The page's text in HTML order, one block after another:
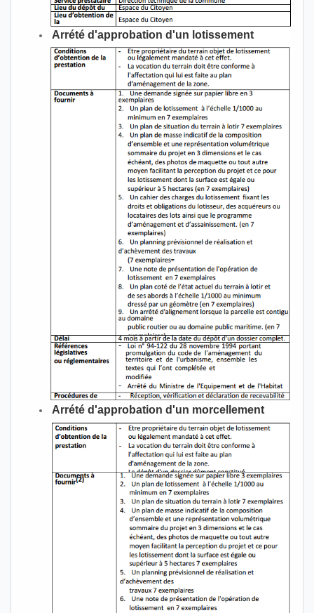
Arrété d'approbation d'un lotissement
Arrété d'approbation d'un morcellement